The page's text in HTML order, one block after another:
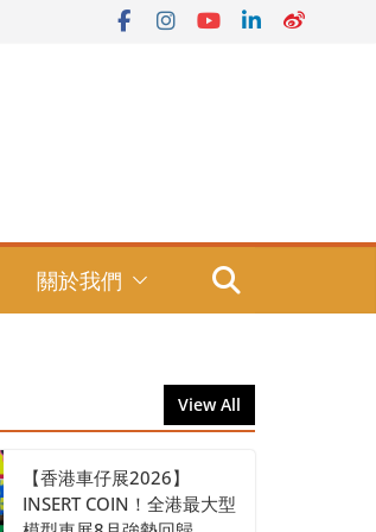
關於我們
View All
【香港車仔展2026】
INSERT COIN！全港最大型